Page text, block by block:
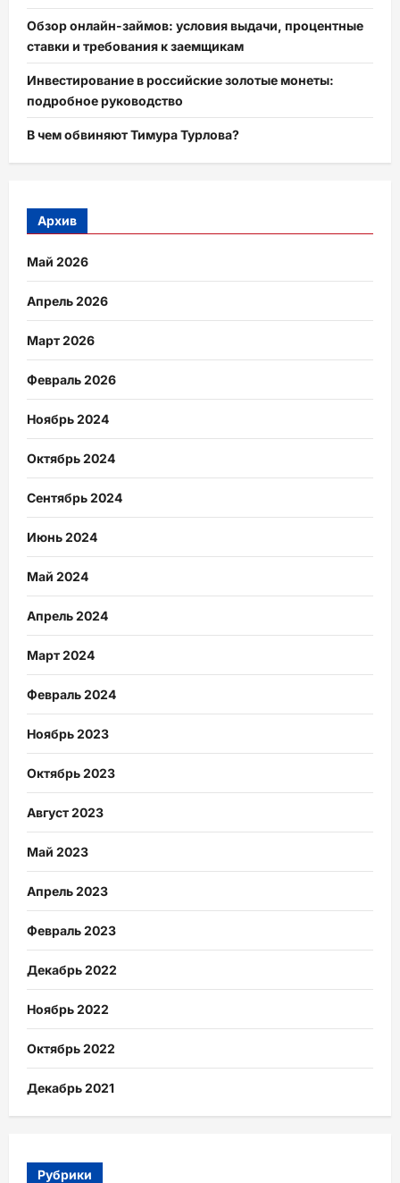
Обзор онлайн-займов: условия выдачи, процентные
ставки и требования к заемщикам
Инвестирование в российские золотые монеты:
подробное руководство
В чем обвиняют Тимура Турлова?
Архив
Май 2026
Апрель 2026
Март 2026
Февраль 2026
Ноябрь 2024
Октябрь 2024
Сентябрь 2024
Июнь 2024
Май 2024
Апрель 2024
Март 2024
Февраль 2024
Ноябрь 2023
Октябрь 2023
Август 2023
Май 2023
Апрель 2023
Февраль 2023
Декабрь 2022
Ноябрь 2022
Октябрь 2022
Декабрь 2021
Рубрики